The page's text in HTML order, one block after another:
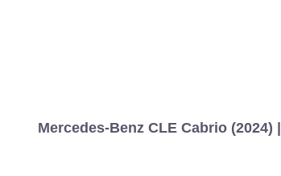
Mercedes-Benz CLE Cabrio (2024) |